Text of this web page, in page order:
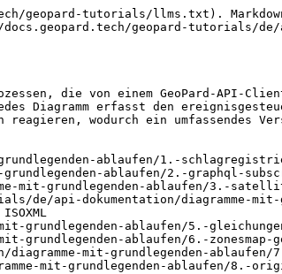
geopard-tutorials/llms.txt).
geopard-tutorials/de/
die von einem GeoPard-API-
Diagramm erfasst den
wodurch ein umfassendes
ablaufen/1.-
ablaufen/2.-graphql-
mit-grundlegenden-ablaufen/3.-
de/api-dokumentation/diagramme-
grundlegenden-ablaufen/5.-
ablaufen/6.-zonesmap-
mit-grundlegenden-ablaufen/
mit-grundlegenden-ablaufen/8.-